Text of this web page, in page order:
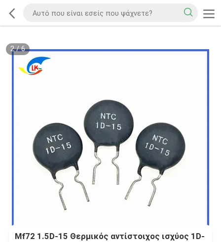
2/6
Mf72 1.5D-15 Θερμικός αντίστοιχος ισχύος 1D-